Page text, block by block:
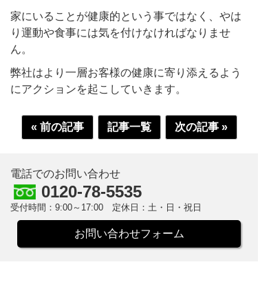
家にいることが健康的という事ではなく、やは
り運動や食事には気を付けなければなりませ
ん。
弊社はより一層お客様の健康に寄り添えるよう
にアクションを起こしていきます。
« 前の記事 記事一覧 次の記事 »
電話でのお問い合わせ
0120-78-5535
受付時間：9:00～17:00 定休日：土・日・祝日
お問い合わせフォーム